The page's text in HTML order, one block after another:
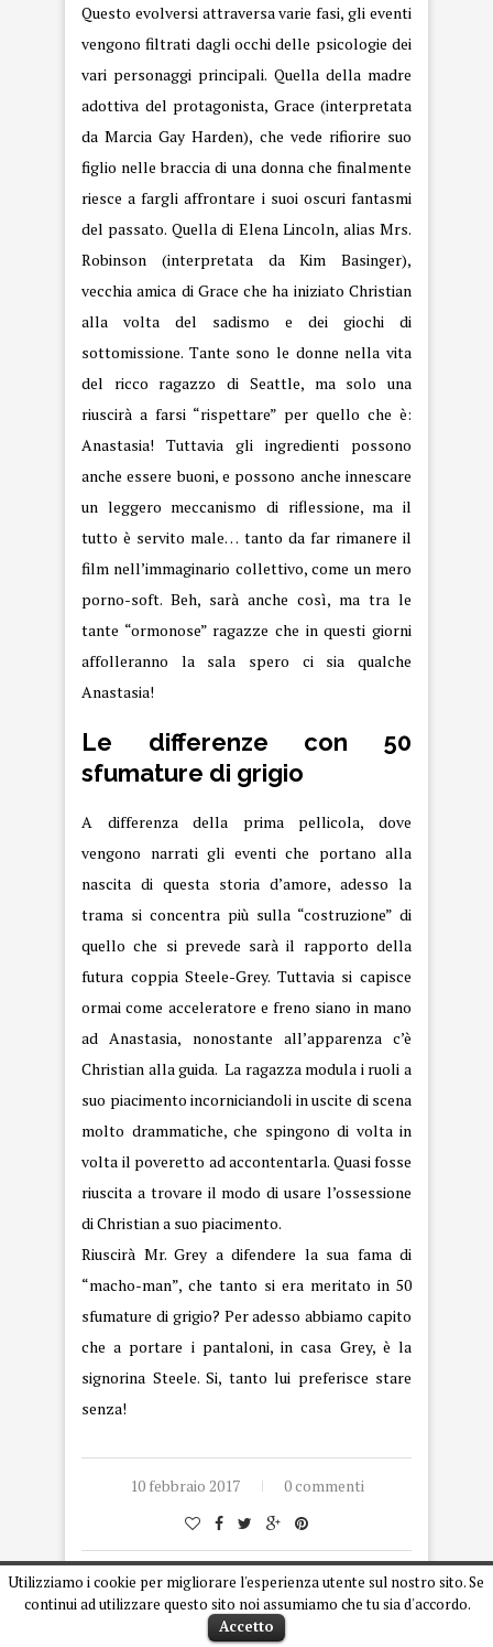
Questo evolversi attraversa varie fasi, gli eventi
vengono filtrati dagli occhi delle psicologie dei
vari personaggi principali. Quella della madre
adottiva del protagonista, Grace (interpretata
da Marcia Gay Harden), che vede rifiorire suo
figlio nelle braccia di una donna che finalmente
riesce a fargli affrontare i suoi oscuri fantasmi
del passato. Quella di Elena Lincoln, alias Mrs.
Robinson (interpretata da Kim Basinger),
vecchia amica di Grace che ha iniziato Christian
alla volta del sadismo e dei giochi di
sottomissione. Tante sono le donne nella vita
del ricco ragazzo di Seattle, ma solo una
riuscirà a farsi “rispettare” per quello che è:
Anastasia! Tuttavia gli ingredienti possono
anche essere buoni, e possono anche innescare
un leggero meccanismo di riflessione, ma il
tutto è servito male… tanto da far rimanere il
film nell’immaginario collettivo, come un mero
porno-soft. Beh, sarà anche così, ma tra le
tante “ormonose” ragazze che in questi giorni
affolleranno la sala spero ci sia qualche
Anastasia!
Le differenze con 50
sfumature di grigio
A differenza della prima pellicola, dove
vengono narrati gli eventi che portano alla
nascita di questa storia d’amore, adesso la
trama si concentra più sulla “costruzione” di
quello che si prevede sarà il rapporto della
futura coppia Steele-Grey. Tuttavia si capisce
ormai come acceleratore e freno siano in mano
ad Anastasia, nonostante all’apparenza c’è
Christian alla guida. La ragazza modula i ruoli a
suo piacimento incorniciandoli in uscite di scena
molto drammatiche, che spingono di volta in
volta il poveretto ad accontentarla. Quasi fosse
riuscita a trovare il modo di usare l’ossessione
di Christian a suo piacimento.
Riuscirà Mr. Grey a difendere la sua fama di
“macho-man”, che tanto si era meritato in 50
sfumature di grigio? Per adesso abbiamo capito
che a portare i pantaloni, in casa Grey, è la
signorina Steele. Si, tanto lui preferisce stare
senza!
10 febbraio 2017 0 commenti
Utilizziamo i cookie per migliorare l'esperienza utente sul nostro sito. Se
continui ad utilizzare questo sito noi assumiamo che tu sia d'accordo.
Accetto